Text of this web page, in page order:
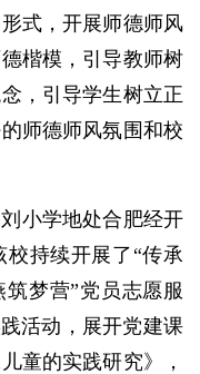
式，开展师德师风
楷模，引导教师树
，引导学生树立正
师德师风氛围和校
小学地处合肥经开
持续开展了“传承
梦营”党员志愿服
活动，展开党建课
童的实践研究》，